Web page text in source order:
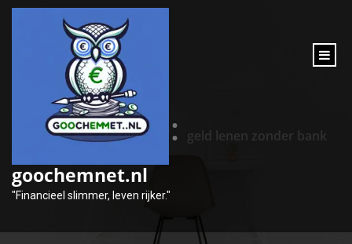
inhoud
goochemnet.nl
"Financieel slimmer, leven rijker."
Categorie: geld lenen zonder bank